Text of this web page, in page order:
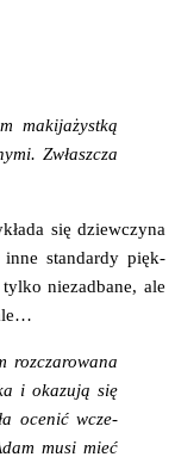
maki­ja­żyst­ką
Zwłasz­cza
się dziew­czy­na
inne stan­dar­dy pięk­
nie­zad­ba­ne, ale
roz­cza­ro­wa­na
i oka­zu­ją się
oce­nić wcze­
musi mieć